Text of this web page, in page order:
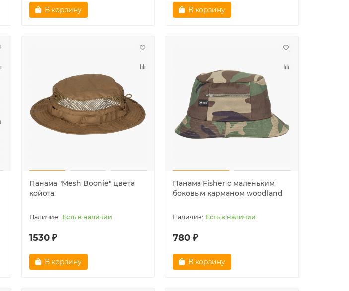
Лидер продаж!
Аптечка первой помощи
Лидер продаж!
Контейнер для спичек
В корзину В корзину
Панама "Mesh Boonie" цвета
койота
Есть в наличии
1530 ₽
В корзину
Панама Fisher с маленьким
боковым карманом woodland
Есть в наличии
780 ₽
В корзину